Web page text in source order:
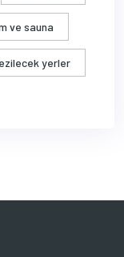
ve sauna
yerler